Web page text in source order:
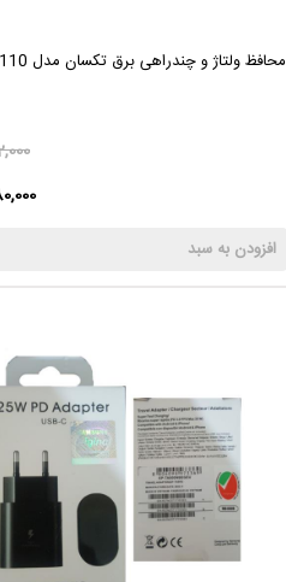
محافظ ولتاژ و چندراهی برق تکسان مدل TS-110
680,000
افزودن به سبد